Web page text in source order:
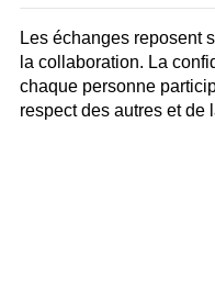
Les échanges reposent
la collaboration. La
chaque personne
respect des autres et de